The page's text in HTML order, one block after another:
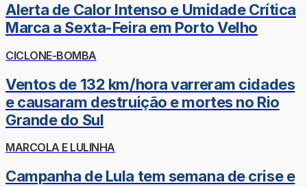
Alerta de Calor Intenso e Umidade Crítica
Marca a Sexta-Feira em Porto Velho
CICLONE-BOMBA
Ventos de 132 km/hora varreram cidades
e causaram destruição e mortes no Rio
Grande do Sul
MARCOLA E LULINHA
Campanha de Lula tem semana de crise e